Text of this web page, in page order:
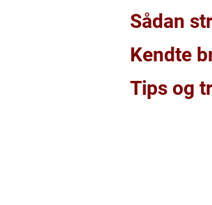
Sådan
Kendte
Tips og